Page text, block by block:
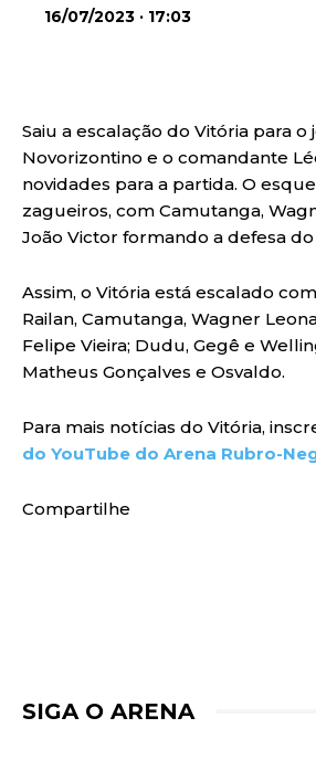
16/07/2023 · 17:03
Saiu a escalação do Vitória para o
Novorizontino e o comandante
novidades para a partida. O
zagueiros, com Camutanga,
João Victor formando a defesa do
Assim, o Vitória está escalado
Railan, Camutanga, Wagner
Felipe Vieira; Dudu, Gegê e
Matheus Gonçalves e Osvaldo.
Para mais notícias do Vitória,
do YouTube do Arena Rubro-
Compartilhe
SIGA O ARENA